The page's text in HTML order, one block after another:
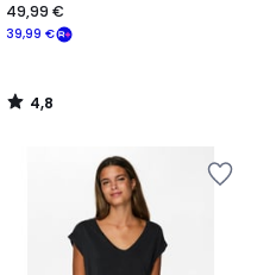
39,99 €
49,99 €
4,8
/